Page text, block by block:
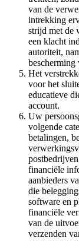
van de
intrekking
strijd met de
een klacht
autoriteit,
bescherming
Het
voor het
educatieve
account.
Uw
volgende
betalingen,
financiële
aanbieders
die
software en
financiële
van de
verzenden